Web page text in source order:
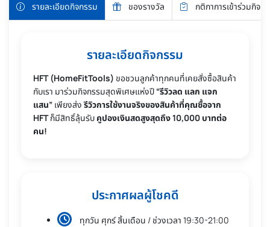
รายละเอียดกิจกรรม ของรางวัล กติกาการเข้าร่วมกิจก
รายละเอียดกิจกรรม
HFT (HomeFitTools) ขอชวนลูกค้าทุกคนที่เคยสั่งซื้อสินค้า
กับเรา มาร่วมกิจกรรมสุดพิเศษแห่งปี “รีวิวลด แลก แจก
แสน” เพียงส่งรีวิวการใช้งานจริงของสินค้าที่คุณซื้อจาก
HFTก็มีสิทธิ์ลุ้นรับ คูปองเงินสดสูงสุดถึง 10,000 บาทต่อ
คน!
ประกาศผลผู้โชคดี
ทุกวัน ศุกร์ สิ้นเดือน / ช่วงเวลา 19:30-21:00